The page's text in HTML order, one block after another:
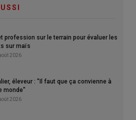
profession sur le terrain pour évaluer les
sur maïs
2026
éleveur : "Il faut que ça convienne à
monde"
2026